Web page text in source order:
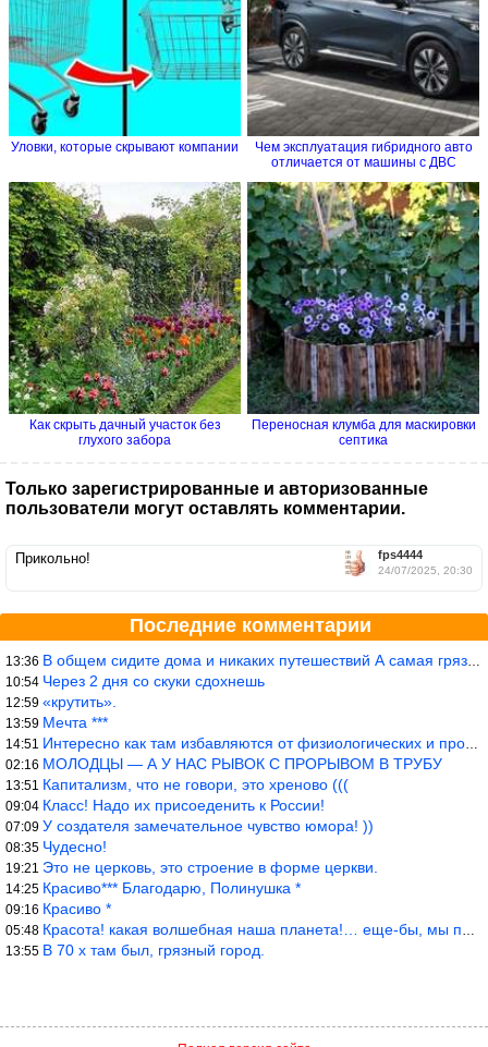
Уловки, которые скрывают компании
Чем эксплуатация гибридного авто
отличается от машины с ДВС
Как cкрыть дачный участок без
глухого забора
Переносная клумба для маскировки
септика
Только зарегистрированные и авторизованные
пользователи могут оставлять комментарии.
fps4444
24/07/2025, 20:30
Прикольно!
Последние комментарии
13:36 В общем сидите дома и никаких путешествий А самая грязная в от
10:54 Через 2 дня со скуки сдохнешь
12:59 «крутить».
13:59 Мечта ***
14:51 Интересно как там избавляются от физиологических и прочих отходо
02:16 МОЛОДЦЫ — А У НАС РЫВОК С ПРОРЫВОМ В ТРУБУ
13:51 Капитализм, что не говори, это хреново (((
09:04 Класс! Надо их присоеденить к России!
07:09 У создателя замечательное чувство юмора! ))
08:35 Чудесно!
19:21 Это не церковь, это строение в форме церкви.
14:25 Красиво*** Благодарю, Полинушка *
09:16 Красиво *
05:48 Красота! какая волшебная наша планета!… еще-бы, мы понимали это…
13:55 В 70 х там был, грязный город.